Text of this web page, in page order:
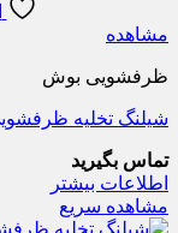
مشاهده
ظرفشویی بوش
شیلنگ تخلیه
تماس بگیرید
اطلاعات بیشتر
مشاهده سریع